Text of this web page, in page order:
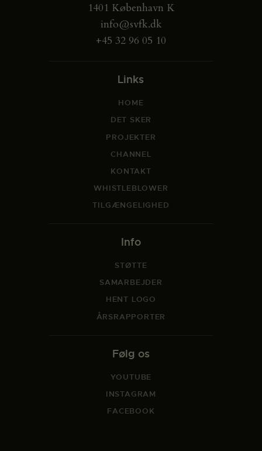
1401 København K
info@svfk.dk
+45 32 96 05 10
Links
HOME
DET SKER
PROJEKTER
CHANNEL
KONTAKT
WHISTLEBLOWER
TILGÆNGELIGHED
Info
STØTTE
SAMARBEJDER
HENT LOGO
ÅRSRAPPORTER
Følg os
YOUTUBE
INSTAGRAM
FACEBOOK